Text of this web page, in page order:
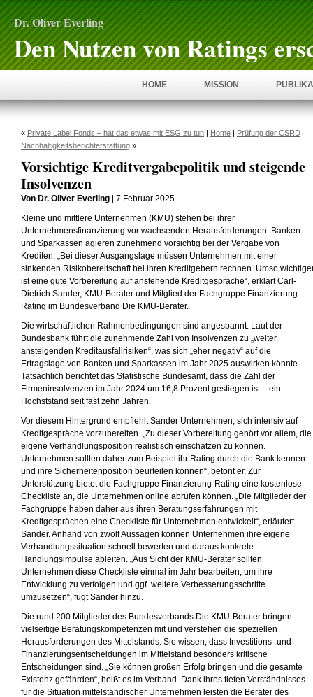
Dr. Oliver Everling
Den Nutzen von Ratings
HOME MISSION
« Private Label Fonds – hat das etwas mit ESG zu tun | Home | Prüfung der CSRD
Nachhaltigkeitsberichterstattung »
Vorsichtige Kreditvergabepolitik und steigende
Insolvenzen
Von Dr. Oliver Everling | 7.Februar 2025
Kleine und mittlere Unternehmen (KMU) stehen bei ihrer
Unternehmensfinanzierung vor wachsenden Herausforderungen. Banken
und Sparkassen agieren zunehmend vorsichtig bei der Vergabe von
Krediten. „Bei dieser Ausgangslage müssen Unternehmen mit einer
sinkenden Risikobereitschaft bei ihren Kreditgebern rechnen. Umso
ist eine gute Vorbereitung auf anstehende Kreditgespräche“, erklärt Carl-
Dietrich Sander, KMU-Berater und Mitglied der Fachgruppe Finanzierung-
Rating im Bundesverband Die KMU-Berater.
Die wirtschaftlichen Rahmenbedingungen sind angespannt. Laut der
Bundesbank führt die zunehmende Zahl von Insolvenzen zu „weiter
ansteigenden Kreditausfallrisiken“, was sich „eher negativ“ auf die
Ertragslage von Banken und Sparkassen im Jahr 2025 auswirken könnte.
Tatsächlich berichtet das Statistische Bundesamt, dass die Zahl der
Firmeninsolvenzen im Jahr 2024 um 16,8 Prozent gestiegen ist – ein
Höchststand seit fast zehn Jahren.
Vor diesem Hintergrund empfiehlt Sander Unternehmen, sich intensiv auf
Kreditgespräche vorzubereiten. „Zu dieser Vorbereitung gehört vor allem, die
eigene Verhandlungsposition realistisch einschätzen zu können.
Unternehmen sollten daher zum Beispiel ihr Rating durch die Bank kennen
und ihre Sicherheitenposition beurteilen können“, betont er. Zur
Unterstützung bietet die Fachgruppe Finanzierung-Rating eine kostenlose
Checkliste an, die Unternehmen online abrufen können. „Die Mitglieder der
Fachgruppe haben daher aus ihren Beratungserfahrungen mit
Kreditgesprächen eine Checkliste für Unternehmen entwickelt“, erläutert
Sander. Anhand von zwölf Aussagen können Unternehmen ihre eigene
Verhandlungssituation schnell bewerten und daraus konkrete
Handlungsimpulse ableiten. „Aus Sicht der KMU-Berater sollten
Unternehmen diese Checkliste einmal im Jahr bearbeiten, um ihre
Entwicklung zu verfolgen und ggf. weitere Verbesserungsschritte
umzusetzen“, fügt Sander hinzu.
Die rund 200 Mitglieder des Bundesverbands Die KMU-Berater bringen
vielseitige Beratungskompetenzen mit und verstehen die speziellen
Herausforderungen des Mittelstands. Sie wissen, dass Investitions- und
Finanzierungsentscheidungen im Mittelstand besonders kritische
Entscheidungen sind. „Sie können großen Erfolg bringen und die gesamte
Existenz gefährden“, heißt es im Verband. Dank ihres tiefen Verständnisses
für die Situation mittelständischer Unternehmen leisten die Berater des